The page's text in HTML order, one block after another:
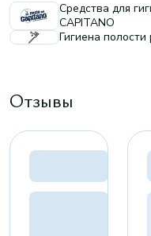
Средства для
CAPITANO
Гигиена полости
Отзывы